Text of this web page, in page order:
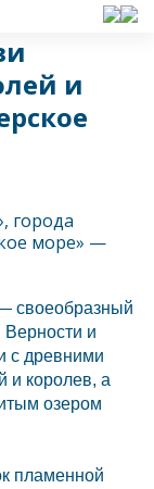
и
своеобразный
и
с древними
и королев, а
озером
пламенной